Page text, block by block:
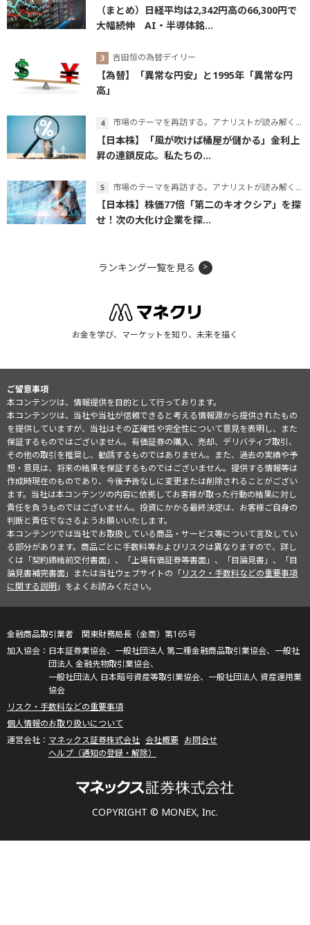
（まとめ）日経平均は2,342円高の66,300円で
大幅続伸 AI・半導体銘...
吉田恒の為替デイリー
【為替】「異常な円安」と1995年「異常な円
高」
市場のテーマを再訪する。アナリストが読み解くテーマの本質
【日本株】「風が吹けば桶屋が儲かる」金利上
昇の連鎖反応。私たちの...
市場のテーマを再訪する。アナリストが読み解くテーマの本質
【日本株】株価77倍「第二のキオクシア」を探
せ！次の大化け企業を探...
ランキング一覧を見る
お金を学び、マーケットを知り、未来を描く
ご留意事項
本コンテンツは、情報提供を目的として行っております。
本コンテンツは、当社や当社が信頼できると考える情報源から提供されたもの
を提供していますが、当社はその正確性や完全性について意見を表明し、また
保証するものではございません。有価証券の購入、売却、デリバティブ取引、
その他の取引を推奨し、勧誘するものではありません。また、過去の実績や予
想・意見は、将来の結果を保証するものではございません。提供する情報等は
作成時現在のものであり、今後予告なしに変更または削除されることがござい
ます。当社は本コンテンツの内容に依拠してお客様が取った行動の結果に対し
責任を負うものではございません。投資にかかる最終決定は、お客様ご自身の
判断と責任でなさるようお願いいたします。
本コンテンツでは当社でお取扱している商品・サービス等について言及してい
る部分があります。商品ごとに手数料等およびリスクは異なりますので、詳し
くは「契約締結前交付書面」、「上場有価証券等書面」、「目論見書」、「目
論見書補完書面」または当社ウェブサイトの「リスク・手数料などの重要事項
に関する説明」をよくお読みください。
COPYRIGHT © MONEX, Inc.
金融商品取引業者 関東財務局長（金商）第165号
日本証券業協会、一般社団法人 第二種金融商品取引業協会、一般社
団法人 金融先物取引業協会、
一般社団法人 日本暗号資産等取引業協会、一般社団法人 資産運用業
協会
リスク・手数料などの重要事項
個人情報のお取り扱いについて
マネックス証券株式会社 会社概要 お問合せ
ヘルプ（通知の登録・解除）